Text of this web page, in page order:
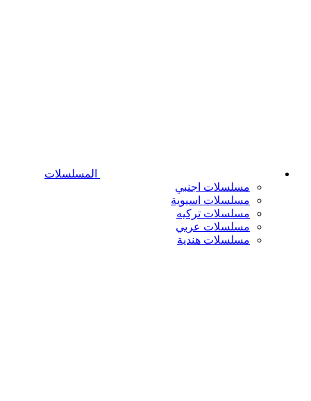
المسلسلات
مسلسلات اجنبي
مسلسلات اسيوية
مسلسلات تركيه
مسلسلات عربي
مسلسلات هندية